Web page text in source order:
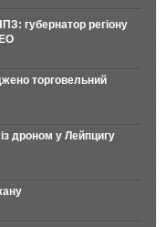
губернатор регіону
торговельний
дроном у Лейпцигу